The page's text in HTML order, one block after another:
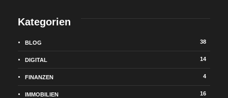
Kategorien
BLOG 38
DIGITAL 14
FINANZEN 4
IMMOBILIEN 16